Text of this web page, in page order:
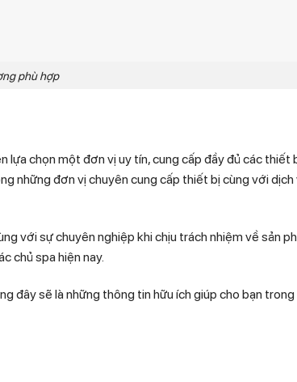
phù hợp
chọn một đơn vị uy tín, cung cấp đầy đủ các thiết
những đơn vị chuyên cung cấp thiết bị cùng với dịch
với sự chuyên nghiệp khi chịu trách nhiệm về sản
chủ spa hiện nay.
đây sẽ là những thông tin hữu ích giúp cho bạn trong